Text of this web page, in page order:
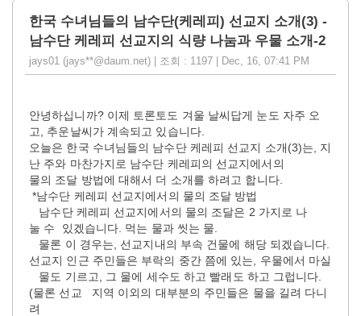
한국 수녀님들의 남수단(케레피) 선교지 소개(3) -
남수단 케레피 선교지의 식량 나눔과 우물 소개-2
jays01 (jays**@daum.net) | 조회 : 1197 | Dec, 16, 07:41 PM
안녕하십니까? 이제 토론토도 겨울 날씨답게 눈도 자주 오
고, 추운날씨가 계속되고 있습니다.
오늘은 한국 수녀님들의 남수단 케레피 선교지 소개(3)는, 지
난 주와 마찬가지로 남수단 케레피의 선교지에서의
물의 조달 방법에 대해서 더 소개를 하려고 합니다.
*남수단 케레피 선교지에서의 물의 조달 방법
남수단 케레피 선교지에서의 물의 조달은 2 가지로 나
눌 수 있겠습니다. 먹는 물과 씻는 물.
물론 이 경우는, 선교지내의 부속 건물에 해당 되겠습니다.
선교지 인근 주민들은 부락의 중간 쯤에 있는, 우물에서 마실
물도 기르고, 그 물에 세수도 하고 빨래도 하고 그럽니다.
(물론 선교 지역 이외의 대부분의 주민들은 물을 길려 다니
려